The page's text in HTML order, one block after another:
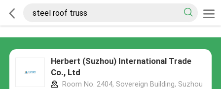
Herbert (Suzhou) International Trade
Co., Ltd
Room No. 2404, Sovereign Building, Suzhou